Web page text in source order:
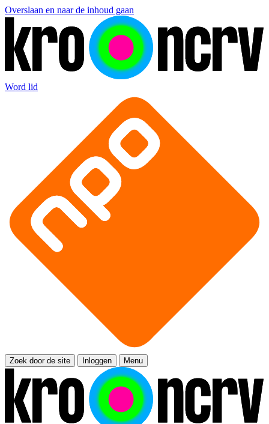
Overslaan en naar de inhoud gaan
Word lid
Zoek door de site Inloggen Menu